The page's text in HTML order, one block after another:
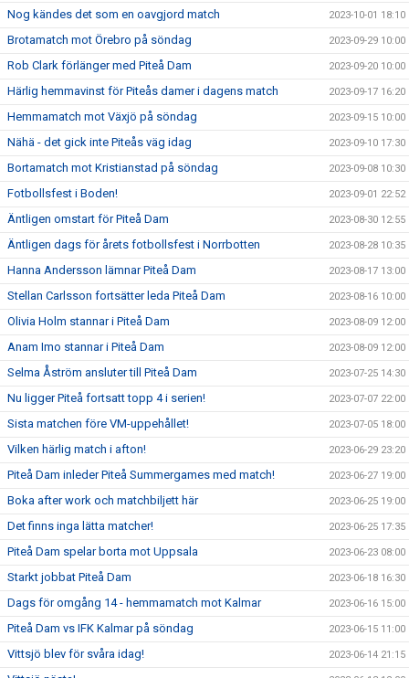
Nog kändes det som en oavgjord match 2023-10-01 18:10
Brotamatch mot Örebro på söndag 2023-09-29 10:00
Rob Clark förlänger med Piteå Dam 2023-09-20 10:00
Härlig hemmavinst för Piteås damer i dagens match 2023-09-17 16:20
Hemmamatch mot Växjö på söndag 2023-09-15 10:00
Nähä - det gick inte Piteås väg idag 2023-09-10 17:30
Bortamatch mot Kristianstad på söndag 2023-09-08 10:30
Fotbollsfest i Boden! 2023-09-01 22:52
Äntligen omstart för Piteå Dam 2023-08-30 12:55
Äntligen dags för årets fotbollsfest i Norrbotten 2023-08-28 10:35
Hanna Andersson lämnar Piteå Dam 2023-08-17 13:00
Stellan Carlsson fortsätter leda Piteå Dam 2023-08-16 10:00
Olivia Holm stannar i Piteå Dam 2023-08-09 12:00
Anam Imo stannar i Piteå Dam 2023-08-09 12:00
Selma Åström ansluter till Piteå Dam 2023-07-25 14:30
Nu ligger Piteå fortsatt topp 4 i serien! 2023-07-07 22:00
Sista matchen före VM-uppehållet! 2023-07-05 18:00
Vilken härlig match i afton! 2023-06-29 23:20
Piteå Dam inleder Piteå Summergames med match! 2023-06-27 19:00
Boka after work och matchbiljett här 2023-06-25 19:00
Det finns inga lätta matcher! 2023-06-25 17:35
Piteå Dam spelar borta mot Uppsala 2023-06-23 08:00
Starkt jobbat Piteå Dam 2023-06-18 16:30
Dags för omgång 14 - hemmamatch mot Kalmar 2023-06-16 15:00
Piteå Dam vs IFK Kalmar på söndag 2023-06-15 11:00
Vittsjö blev för svåra idag! 2023-06-14 21:15